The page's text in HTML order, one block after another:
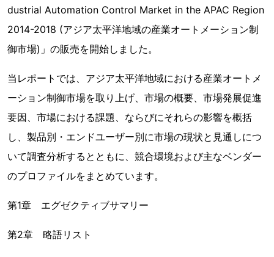
dustrial Automation Control Market in the APAC Region
2014-2018 (アジア太平洋地域の産業オートメーション制
御市場)」の販売を開始しました。
当レポートでは、アジア太平洋地域における産業オートメ
ーション制御市場を取り上げ、市場の概要、市場発展促進
要因、市場における課題、ならびにそれらの影響を概括
し、製品別・エンドユーザー別に市場の現状と見通しにつ
いて調査分析するとともに、競合環境および主なベンダー
のプロファイルをまとめています。
第1章 エグゼクティブサマリー
第2章 略語リスト